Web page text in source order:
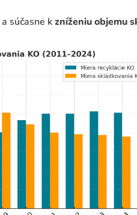
a súčasne kzníženiu objemu